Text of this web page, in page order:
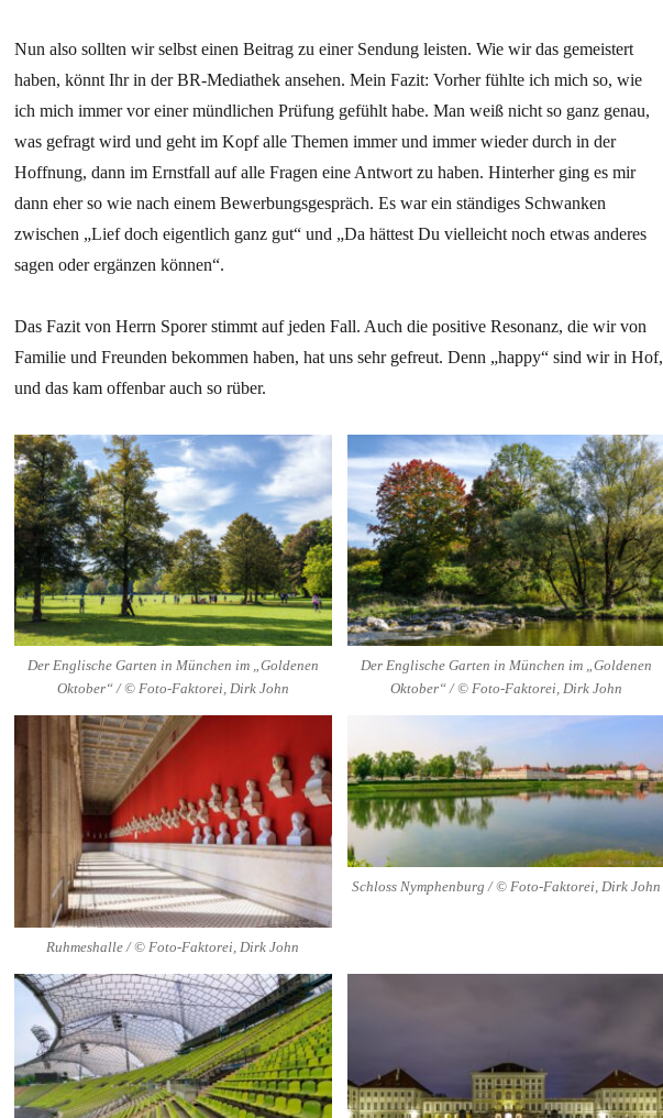
Nun also sollten wir selbst einen Beitrag zu einer Sendung leisten. Wie wir das gemeistert
haben, könnt Ihr in der BR-Mediathek ansehen. Mein Fazit: Vorher fühlte ich mich so, wie
ich mich immer vor einer mündlichen Prüfung gefühlt habe. Man weiß nicht so ganz genau,
was gefragt wird und geht im Kopf alle Themen immer und immer wieder durch in der
Hoffnung, dann im Ernstfall auf alle Fragen eine Antwort zu haben. Hinterher ging es mir
dann eher so wie nach einem Bewerbungsgespräch. Es war ein ständiges Schwanken
zwischen „Lief doch eigentlich ganz gut“ und „Da hättest Du vielleicht noch etwas anderes
sagen oder ergänzen können“.
Das Fazit von Herrn Sporer stimmt auf jeden Fall. Auch die positive Resonanz, die wir von
Familie und Freunden bekommen haben, hat uns sehr gefreut. Denn „happy“ sind wir in Hof,
und das kam offenbar auch so rüber.
Der Englische Garten in München im „Goldenen
Oktober“ / © Foto-Faktorei, Dirk John
Der Englische Garten in München im „Goldenen
Oktober“ / © Foto-Faktorei, Dirk John
Ruhmeshalle / © Foto-Faktorei, Dirk John
Schloss Nymphenburg / © Foto-Faktorei, Dirk John